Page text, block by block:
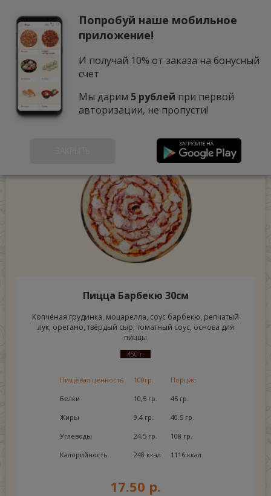
Пицца Барбекю 30см
Копчёная грудинка, моцарелла, соус барбекю, репчатый
лук, орегано, твёрдый сыр, томатный соус, основа для
пиццы
450 г.
Пищевая ценность 100гр. Порция
Белки 10,5 гр. 45 гр.
Жиры 9,4 гр. 40.5 гр.
Углеводы 24,5 гр. 108 гр.
Калорийность 248 ккал 1116 ккал
17.50 р.
Попробуй наше мобильное
приложение!
И получай 10% от заказа на бонусный
счет
Мы дарим 5 рублей при первой
авторизации, не пропусти!